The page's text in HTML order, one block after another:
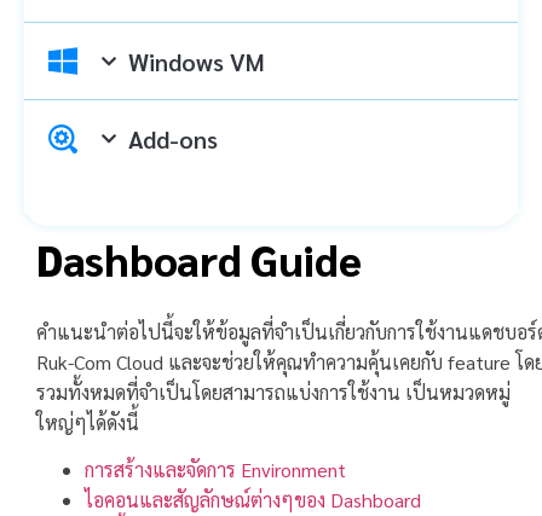
Windows VM
Add-ons
Dashboard Guide
คำแนะนำต่อไปนี้จะให้ข้อมูลที่จำเป็นเกี่ยวกับการใช้งานแดชบอร์
Ruk-Com Cloud และจะช่วยให้คุณทำความคุ้นเคยกับ feature โด
รวมทั้งหมดที่จำเป็นโดยสามารถแบ่งการใช้งาน เป็นหมวดหมู่
ใหญ่ๆได้ดังนี้
การสร้างและจัดการ Environment
ไอคอนและสัญลักษณ์ต่างๆของ Dashboard